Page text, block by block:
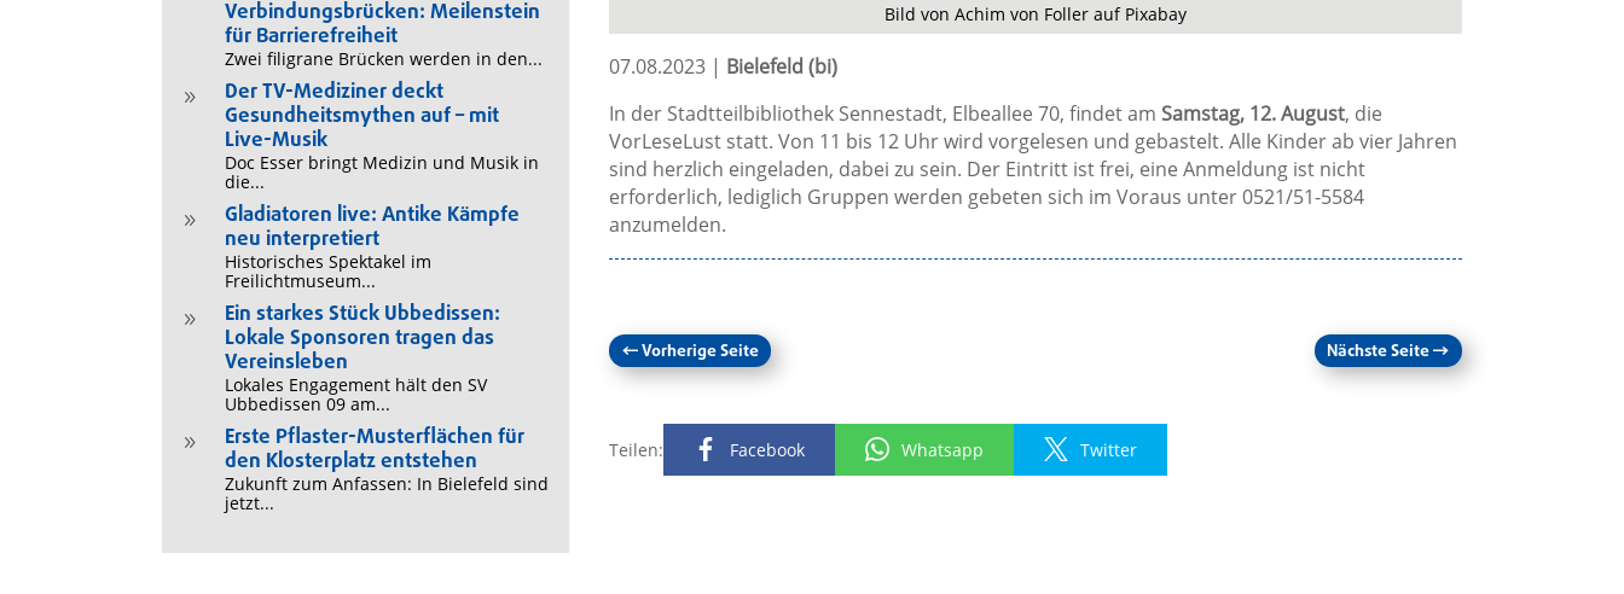
Verbindungsbrücken: Meilenstein
für Barrierefreiheit
Zwei filigrane Brücken werden in den...
9
Der TV-Mediziner deckt
Gesundheitsmythen auf – mit
Live-Musik
Doc Esser bringt Medizin und Musik in
die...
9
Gladiatoren live: Antike Kämpfe
neu interpretiert
Historisches Spektakel im
Freilichtmuseum...
9
Ein starkes Stück Ubbedissen:
Lokale Sponsoren tragen das
Vereinsleben
Lokales Engagement hält den SV
Ubbedissen 09 am...
9
Erste Pflaster-Musterflächen für
den Klosterplatz entstehen
Zukunft zum Anfassen: In Bielefeld sind
jetzt...
Bild von Achim von Foller auf Pixabay
07.08.2023| Bielefeld (bi)
In der Stadtteilbibliothek Sennestadt, Elbeallee 70, findet am Samstag, 12. August, die
VorLeseLust statt. Von 11 bis 12 Uhr wird vorgelesen und gebastelt. Alle Kinder ab vier Jahren
sind herzlich eingeladen, dabei zu sein. Der Eintritt ist frei, eine Anmeldung ist nicht
erforderlich, lediglich Gruppen werden gebeten sich im Voraus unter 0521/51-5584
anzumelden.
←Vorherige Seite Nächste Seite→
Teilen: Facebook Whatsapp Twitter